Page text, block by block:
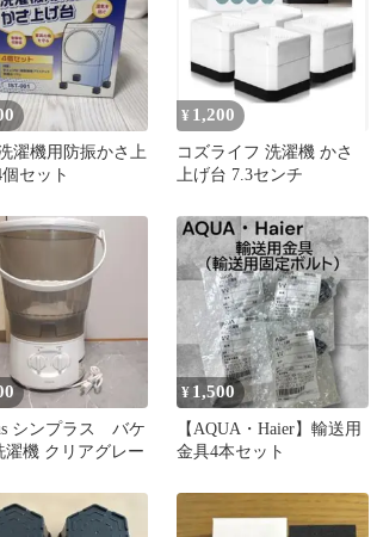
濯機用防振かさ上
セット
¥ 1,200
コズライフ 洗濯機 かさ
上げ台 7.3センチ
シンプラス バケ
濯機 クリアグレー
¥ 1,500
【AQUA・Haier】輸送用
金具4本セット